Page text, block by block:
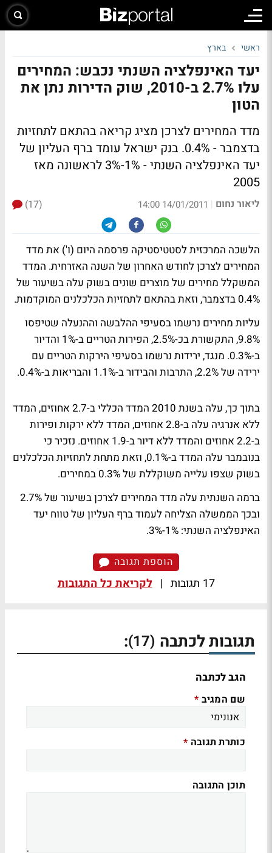
ראשי בארץ
יעד האינפלציה השנתי נכבש: המחירים
עלו 2.7% ב-2010, שוק הדירות נתן את
הטון
מדד המחירים לצרכן מציג קריאה בהתאם לתחזיות
בדצמבר - 0.4%. בנק ישראל עומד ברף העליון של
יעד האינפלציה השנתי - 1%-3% לראשונה מאז
2005
ליאור נחום |
14/01/2011 14:00
(17)
הלשכה המרכזית לסטטיסטיקה פרסמה היום (ו') את מדד
המחירים לצרכן לחודש האחרון של השנה האזרחית. המדד
המשקלל מחירים של מוצרים שונים בשוק עלה בשיעור של
0.4% בדצמבר, וזאת בהתאם לתחזיות הכלכלנים המוקדמות.
עליות מחירים נרשמו בסעיפי ההלבשה וההנעלה שטיפסו
9.8%, התקשורת בכ-2.5%, הפירות הטריים ב-1% והדיור
ב-0.3%. מנגד, ירידות נרשמו בסעיפי הירקות הטריים עם
ירידה של 2.2%, התרבות והבידור ב-1.1% והבריאות ב-0.4%.
בתוך כך, עלה בשנת 2010 המדד הכללי ב-2.7 אחוזים, המדד
ללא אנרגיה עלה ב-2.8 אחוזים, המדד ללא ירקות ופירות
ב-2.2 אחוזים והמדד ללא דיור ב-1.9 אחוזים. נזכיר כי
בנובמבר עלה המדד ב-0.1%, וזאת מתחת לתחזיות הכלכלנים
בשוק שצפו עלייה משוקללת של 0.3% במחירים.
ברמה השנתית עלה מדד המחירים לצרכן בשיעור של 2.7%
ובכך הממשלה הצליחה לעמוד ברף העליון של טווח יעד
האינפלציה השנתי: 1%-3%.
הוספת תגובה
17 תגובות | לקריאת כל התגובות
תגובות לכתבה (17)
:
הגב לכתבה
שם המגיב *
כותרת תגובה *
תוכן התגובה